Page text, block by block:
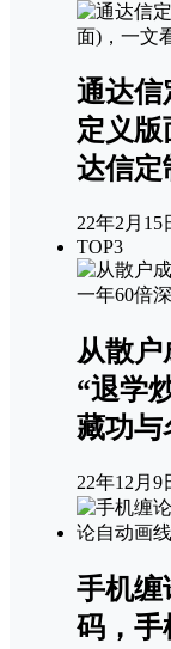
通达信
定义
达信定
22年2月15
TOP3
从散户
“退学
藏功与
22年12月9
手机缠
码，手